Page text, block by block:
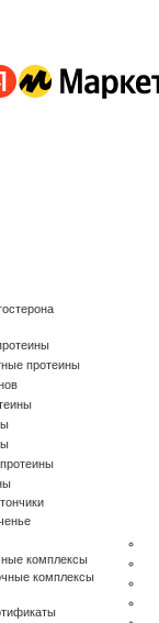
протеины
комплексы
комплексы